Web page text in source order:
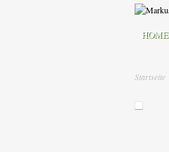
HOME
Startseite